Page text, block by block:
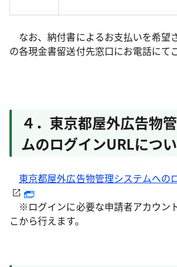
なお、納付書によるお支払いを希望
の各現金書留送付先窓口にお電話にて
４．東京都屋外広告物
ムのログインURLにつ
東京都屋外広告物管理システムへの
※ログインに必要な申請者アカウン
こから行えます。